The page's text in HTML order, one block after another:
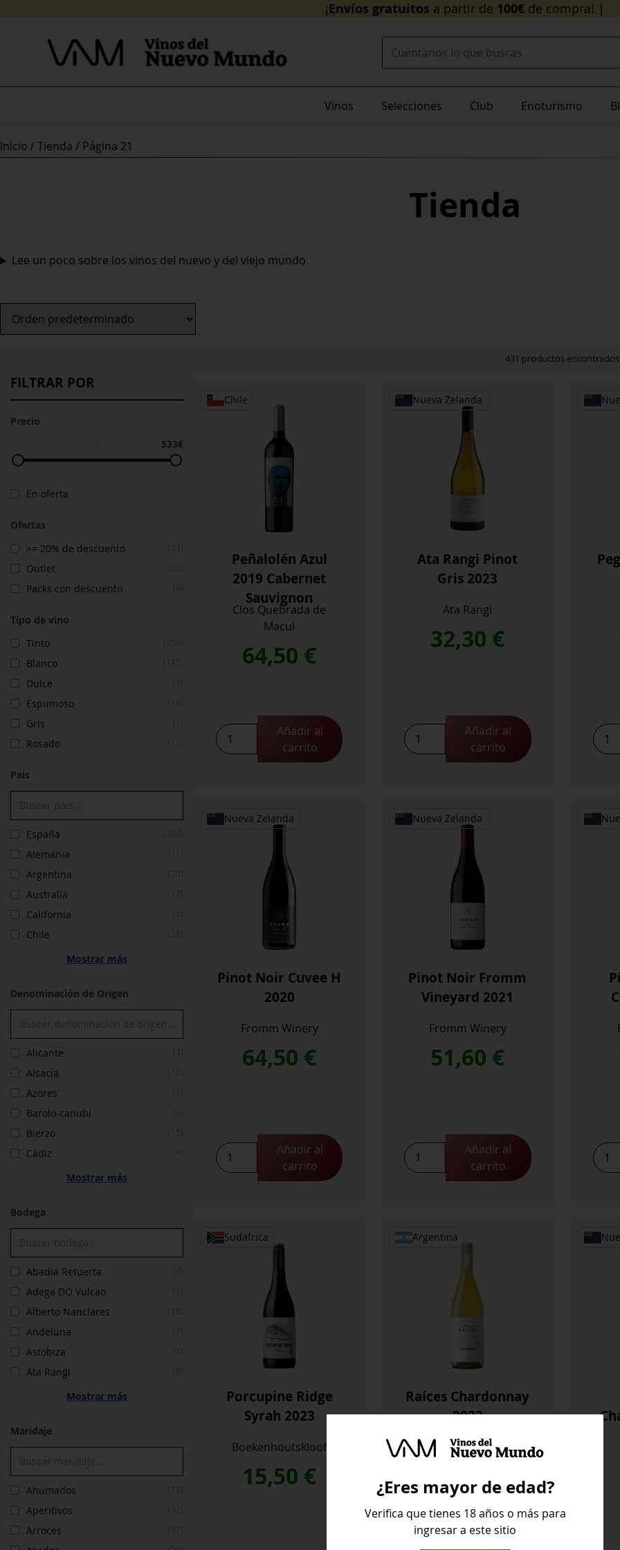
¡
Vinos Selecciones Club Enoturismo
Inicio /Tienda / Página 21
Tienda
Lee un poco sobre los vinos del nuevo y del viejo mundo
431 productos encontrados
Chile
Peñalolén Azul
2019 Cabernet
Sauvignon
Clos Quebrada de
Macul
64,50 €
Peñalolén
Azul
cantidad
Añadir al
carrito
Nueva Zelanda
Ata Rangi Pinot
Gris 2023
Ata Rangi
32,30 €
Ata
Rangi
cantidad
Añadir al
carrito
Bay
Nueva Zelanda
Pinot Noir Cuvee H
2020
Fromm Winery
64,50 €
Pinot
Noir
cantidad
Añadir al
carrito
Nueva Zelanda
Pinot Noir Fromm
Vineyard 2021
Fromm Winery
51,60 €
Pinot
Noir
cantidad
Añadir al
carrito
Pinot
Noir
Sudafrica
Porcupine Ridge
Syrah 2023
Boekenhoutskloof
15,50 €
Argentina
Raíces Chardonnay
2023
Andeluna
11,50€
FILTRAR POR
Precio
533€
En oferta
Ofertas
>= 20% de descuento
Outlet
Packs con descuento
Tipo de vino
Tinto
Blanco
Dulce
Espumoso
Gris
Rosado
Pais
España
Alemania
Argentina
Australia
California
Chile
Mostrar más
Denominación de Origen
Alicante
Alsacia
Azores
Barolo-canubi
Bierzo
Cádiz
Mostrar más
Bodega
Abadia Retuerta
Adega DO Vulcao
Alberto Nanclares
Andeluna
Astobiza
Ata Rangi
Mostrar más
Maridaje
Ahumados
Aperitivos
Arroces
¿Eres mayor de edad?
Verifica que tienes 18 años o más para
ingresar a este sitio